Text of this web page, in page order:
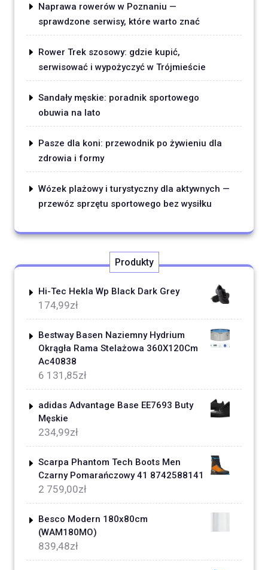
Naprawa rowerów w Poznaniu —
sprawdzone serwisy, które warto znać
Rower Trek szosowy: gdzie kupić,
serwisować i wypożyczyć w Trójmieście
Sandały męskie: poradnik sportowego
obuwia na lato
Pasze dla koni: przewodnik po żywieniu dla
zdrowia i formy
Wózek plażowy i turystyczny dla aktywnych —
przewóz sprzętu sportowego bez wysiłku
Produkty
Hi-Tec Hekla Wp Black Dark Grey
174,99zł
Bestway Basen Naziemny Hydrium
Okrągła Rama Stelażowa 360X120Cm
Ac40838
6 131,85zł
adidas Advantage Base EE7693 Buty
Męskie
234,99zł
Scarpa Phantom Tech Boots Men
Czarny Pomarańczowy 41 8742588141
2 759,00zł
Besco Modern 180x80cm
(WAM180MO)
839,48zł